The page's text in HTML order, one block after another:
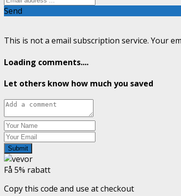
Send
This is not a email subscription service. Your
Loading comments....
Let others know how much you saved
Submit
Få 5% rabatt
Copy this code and use at checkout